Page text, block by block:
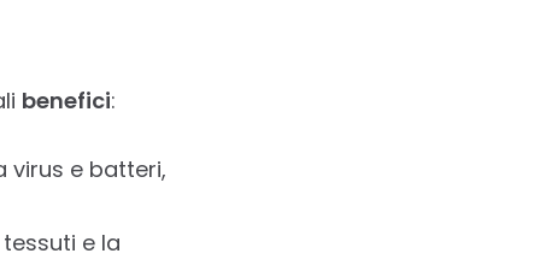
benefici:
virus e batteri,
e la